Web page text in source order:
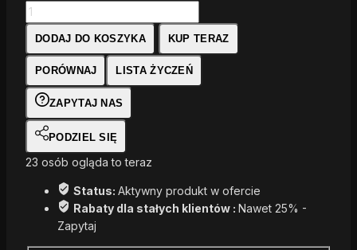
DODAJ DO KOSZYKA KUP TERAZ
PORÓWNAJ LISTA ŻYCZEŃ
ZAPYTAJ NAS
PODZIEL SIĘ
23 osób ogląda to teraz
Status: Aktywny produkt w ofercie
Rabaty dla stałych klientów : Nawet 25% -
Zapytaj